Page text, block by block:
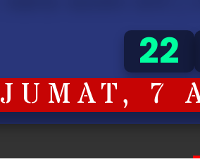
22
JUMAT, 7